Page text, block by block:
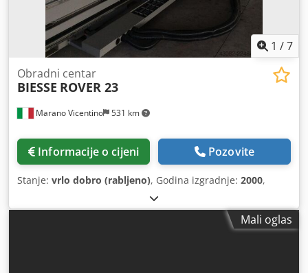
1 /7
Marano Vicentino 531 km
Obradni centar
BIESSE ROVER 23
Informacije o cijeni Pozovite
Stanje: vrlo dobro (rabljeno), Godina izgradnje: 2000,
Mali oglas